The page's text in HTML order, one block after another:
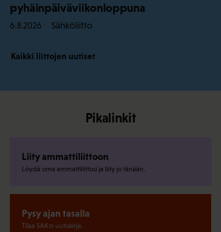
pyhäinpäiväviikonloppuna
6.8.2026 Sähköliitto
Kaikki liittojen uutiset
Pikalinkit
Liity ammattiliittoon
Löydä oma ammattiliittosi ja liity jo tänään.
Pysy ajan tasalla
Tilaa SAK:n uutiskirje.